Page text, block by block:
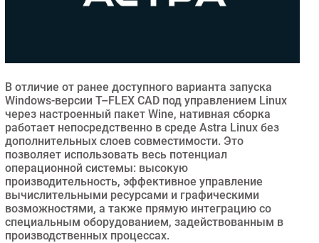
Здоровье
РАЗДЕЛЫ
Новости
Аналитика
Интервью
Мероприятия
В отличие от ранее доступного варианта запуска
Windows-версии T–FLEX CAD под управлением Linux
через настроенный пакет Wine, нативная сборка
работает непосредственно в среде Astra Linux без
дополнительных слоев совместимости. Это
позволяет использовать весь потенциал
операционной системы: высокую
производительность, эффективное управление
вычислительными ресурсами и графическими
возможностями, а также прямую интеграцию со
специальным оборудованием, задействованным в
производственных процессах.